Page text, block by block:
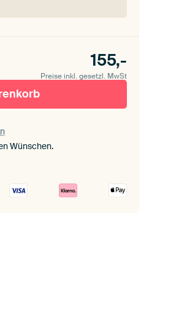
155,-
Preise inkl. gesetzl. MwSt
Wünschen.